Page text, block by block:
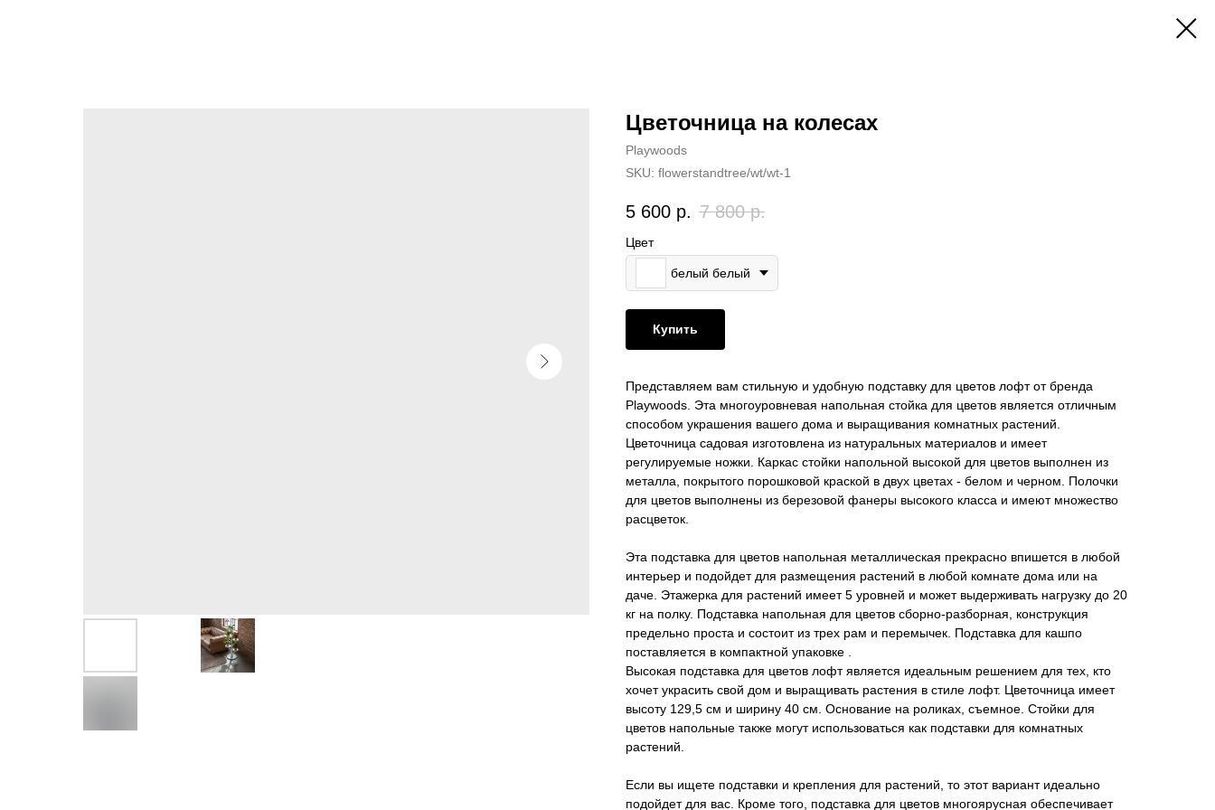
Цветочница на колесах
Playwoods
SKU: flowerstandtree/wt/wt-1
5 600 р. 7 800 р.
Цвет
белый белый
Купить
Представляем вам стильную и удобную подставку для цветов лофт от бренда
Playwoods. Эта многоуровневая напольная стойка для цветов является отличным
способом украшения вашего дома и выращивания комнатных растений.
Цветочница садовая изготовлена из натуральных материалов и имеет
регулируемые ножки. Каркас стойки напольной высокой для цветов выполнен из
металла, покрытого порошковой краской в двух цветах - белом и черном. Полочки
для цветов выполнены из березовой фанеры высокого класса и имеют множество
расцветок.
Эта подставка для цветов напольная металлическая прекрасно впишется в любой
интерьер и подойдет для размещения растений в любой комнате дома или на
даче. Этажерка для растений имеет 5 уровней и может выдерживать нагрузку до 20
кг на полку. Подставка напольная для цветов сборно-разборная, конструкция
предельно проста и состоит из трех рам и перемычек. Подставка для кашпо
поставляется в компактной упаковке .
Высокая подставка для цветов лофт является идеальным решением для тех, кто
хочет украсить свой дом и выращивать растения в стиле лофт. Цветочница имеет
высоту 129,5 см и ширину 40 см. Основание на роликах, съемное. Стойки для
цветов напольные также могут использоваться как подставки для комнатных
растений.
Если вы ищете подставки и крепления для растений, то этот вариант идеально
подойдет для вас. Кроме того, подставка для цветов многоярусная обеспечивает